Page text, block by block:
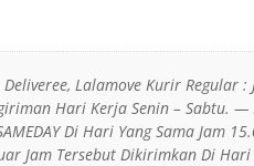
Lalamove Kurir Regular :
Hari Kerja Senin – Sabtu.
Di Hari Yang Sama Jam
Jam Tersebut Dikirimkan Di Hari